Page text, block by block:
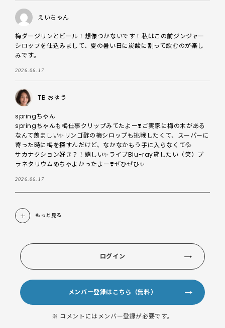
えいちゃん
梅ダージリンとビール！想像つかないです！私はこの前ジンジャー
シロップを仕込みまして、夏の暑い日に炭酸に割って飲むのが楽し
みです。
2026.06.17
TB おゆう
springちゃん
springちゃんも梅仕事クリップみてたよー❣️ご実家に梅の木がある
なんて羨ましい✨リンゴ酢の梅シロップも挑戦したくて、スーパーに
寄った時に梅を探すんだけど、なかなかもう手に入らなくて💦
サカナクション好き？！嬉しい✨ライブBlu-ray貸したい（笑）プ
ラネタリウムめちゃよかったよー❣️ぜひぜひ✨
2026.06.17
もっと見る
ログイン
メンバー登録はこちら（無料）
※ コメントにはメンバー登録が必要です。